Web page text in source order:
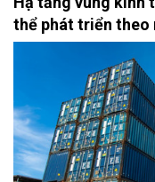
thể phát triển theo